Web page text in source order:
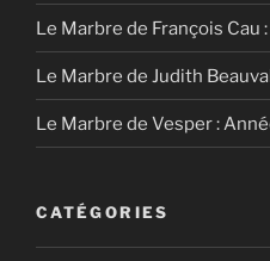
Le Marbre de François Cau
Le Marbre de Judith
Le Marbre de Vesper :
CATÉGORIES